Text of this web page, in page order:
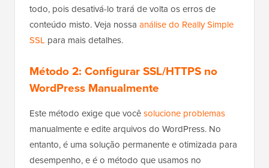
todo, pois desativá-lo trará de volta os erros de
conteúdo misto. Veja nossa análise do Really Simple
SSL para mais detalhes.
Método 2: Configurar SSL/HTTPS no
WordPress Manualmente
Este método exige que vocêsolucione problemas
manualmente e edite arquivos do WordPress. No
entanto, é uma solução permanente e otimizada para
desempenho, e é o método que usamos no